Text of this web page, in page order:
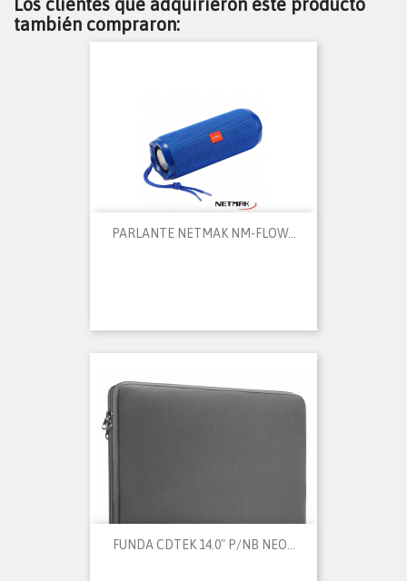
Los clientes que adquirieron este producto
también compraron:
PARLANTE NETMAK NM-FLOW...
FUNDA CDTEK 14.0" P/NB NEO...